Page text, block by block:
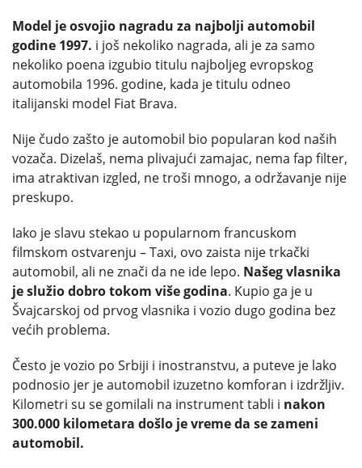
Model je osvojio nagradu za najbolji automobil
godine 1997. i još nekoliko nagrada, ali je za samo
nekoliko poena izgubio titulu najboljeg evropskog
automobila 1996. godine, kada je titulu odneo
italijanski model Fiat Brava.
Nije čudo zašto je automobil bio popularan kod naših
vozača. Dizelaš, nema plivajući zamajac, nema fap filter,
ima atraktivan izgled, ne troši mnogo, a održavanje nije
preskupo.
Iako je slavu stekao u popularnom francuskom
filmskom ostvarenju – Taxi, ovo zaista nije trkački
automobil, ali ne znači da ne ide lepo. Našeg vlasnika
je služio dobro tokom više godina. Kupio ga je u
Švajcarskoj od prvog vlasnika i vozio dugo godina bez
većih problema.
Često je vozio po Srbiji i inostranstvu, a puteve je lako
podnosio jer je automobil izuzetno komforan i izdržljiv.
Kilometri su se gomilali na instrument tabli i nakon
300.000 kilometara došlo je vreme da se zameni
automobil.